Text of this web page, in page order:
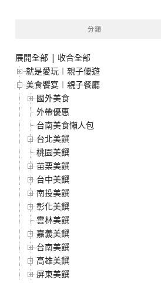
分類
展開全部 | 收合全部
就是愛玩︱親子優遊
美食饗宴︱親子餐廳
國外美食
外帶優惠
台南美食懶人包
台北美饌
桃園美饌
苗栗美饌
台中美饌
南投美饌
彰化美饌
雲林美饌
嘉義美饌
台南美饌
高雄美饌
屏東美饌